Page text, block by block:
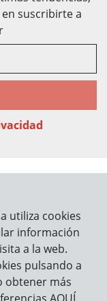
suscribirte a
utiliza cookies
información
a la web.
pulsando a
obtener más